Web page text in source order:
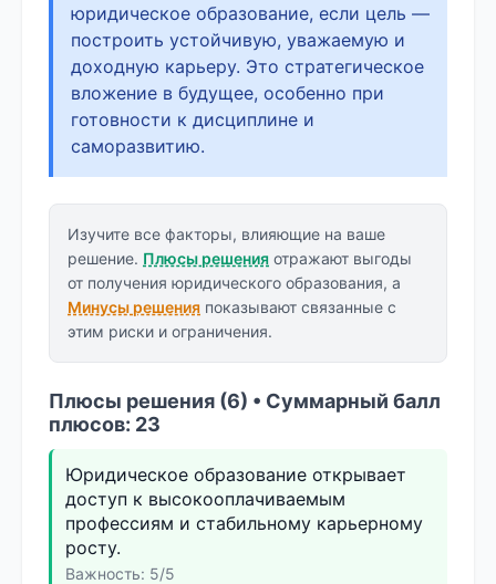
юридическое образование, если цель —
построить устойчивую, уважаемую и
доходную карьеру. Это стратегическое
вложение в будущее, особенно при
готовности к дисциплине и
саморазвитию.
Изучите все факторы, влияющие на ваше
решение. Плюсы решения отражают выгоды
от получения юридического образования, а
Минусы решения показывают связанные с
этим риски и ограничения.
Плюсы решения (6) • Суммарный балл
плюсов: 23
Юридическое образование открывает
доступ к высокооплачиваемым
профессиям и стабильному карьерному
росту.
Важность: 5/5